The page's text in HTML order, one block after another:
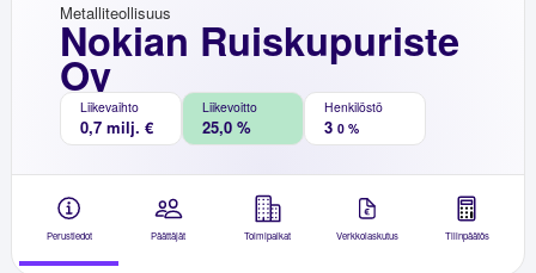
Nokian Ruiskupuriste
Oy
Metalliteollisuus
Liikevaihto
0,7 milj. €
Liikevoitto
25,0 %
Henkilöstö
3 0 %
Perustiedot Päättäjät Toimipaikat Verkkolaskutus Tilinpäätös